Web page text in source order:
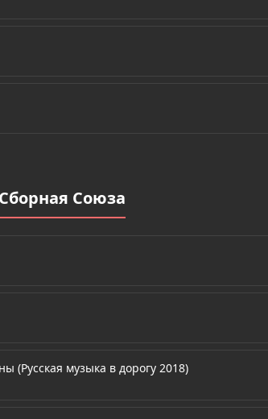
Союза
(Русская музыка в дорогу 2018)